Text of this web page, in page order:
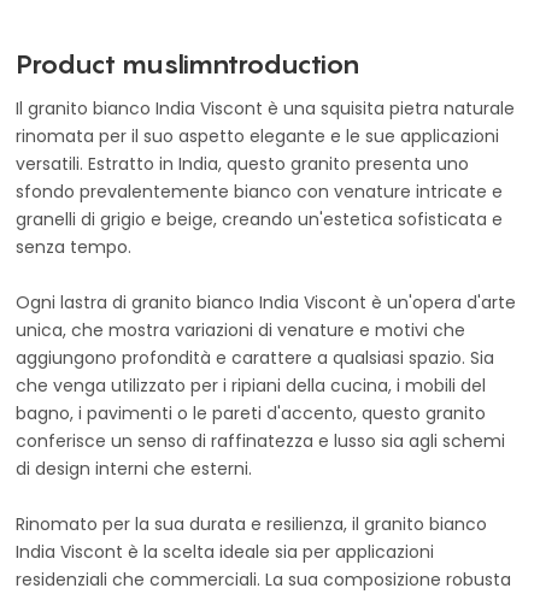
Product muslimntroduction
Il granito bianco India Viscont è una squisita pietra naturale
rinomata per il suo aspetto elegante e le sue applicazioni
versatili. Estratto in India, questo granito presenta uno
sfondo prevalentemente bianco con venature intricate e
granelli di grigio e beige, creando un'estetica sofisticata e
senza tempo.
Ogni lastra di granito bianco India Viscont è un'opera d'arte
unica, che mostra variazioni di venature e motivi che
aggiungono profondità e carattere a qualsiasi spazio. Sia
che venga utilizzato per i ripiani della cucina, i mobili del
bagno, i pavimenti o le pareti d'accento, questo granito
conferisce un senso di raffinatezza e lusso sia agli schemi
di design interni che esterni.
Rinomato per la sua durata e resilienza, il granito bianco
India Viscont è la scelta ideale sia per applicazioni
residenziali che commerciali. La sua composizione robusta